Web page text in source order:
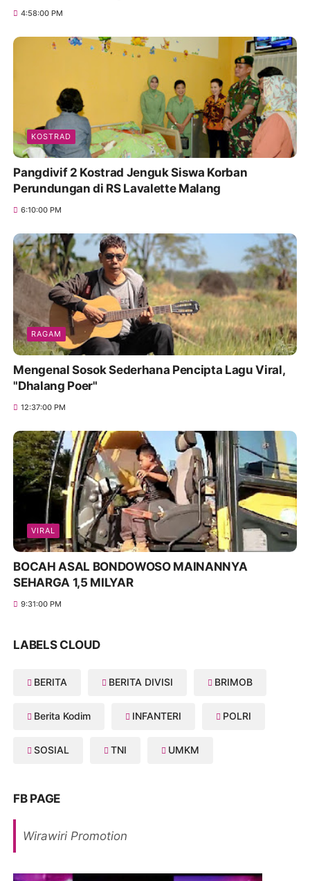
4:58:00 PM
KOSTRAD
Pangdivif 2 Kostrad Jenguk Siswa Korban
Perundungan di RS Lavalette Malang
6:10:00 PM
RAGAM
Mengenal Sosok Sederhana Pencipta Lagu Viral,
"Dhalang Poer"
12:37:00 PM
VIRAL
BOCAH ASAL BONDOWOSO MAINANNYA
SEHARGA 1,5 MILYAR
9:31:00 PM
LABELS CLOUD
BERITA BERITA DIVISI BRIMOB
Berita Kodim INFANTERI POLRI
SOSIAL TNI UMKM
FB PAGE
Wirawiri Promotion